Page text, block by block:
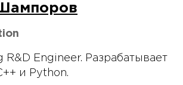
R&D Engineer. Разрабатывает
и Python.